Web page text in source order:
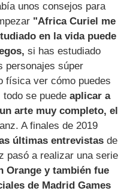
unos consejos para
"Africa Curiel me
en la vida puede
si has estudiado
personajes súper
física ver cómo puedes
todo se puedeaplicar a
arte muy completo, el
A finales de 2019
últimas entrevistasde
pasó a realizar una serie
Orange y también fue
de Madrid Games